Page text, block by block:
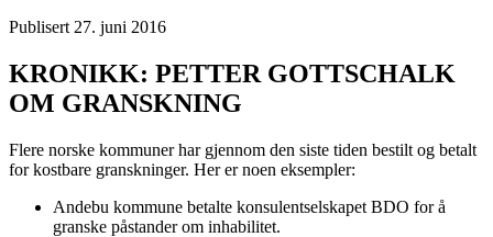
Publisert 27. juni 2016
KRONIKK: PETTER GOTTSCHALK
OM GRANSKNING
Flere norske kommuner har gjennom den siste tiden bestilt og betalt
for kostbare granskninger. Her er noen eksempler:
Andebu kommune betalte konsulentselskapet BDO for å
granske påstander om inhabilitet.